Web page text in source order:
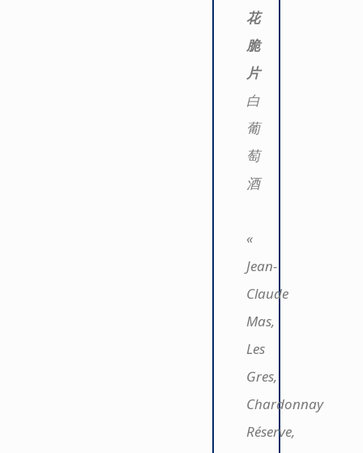
花
脆
片
白
葡
萄
酒
«
Jean-
Claude
Mas,
Les
Gres,
Chardonnay
Réserve,